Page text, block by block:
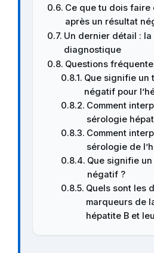
Ce que tu dois faire
après un résultat
Un dernier détail :
diagnostique
Questions
Que signifie un
négatif pour
Comment
sérologie
Comment
sérologie de
Que signifie un
négatif ?
Quels sont les
marqueurs de
hépatite B et